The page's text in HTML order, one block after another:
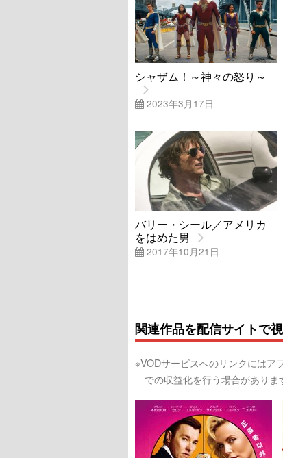
シャザム！～神々の怒り～
2023年3月17日
バリー・シール／アメリカ
をはめた男
2017年10月21日
関連作品を配信サイトで
※VODサービスへのリンクにはア
での収益化を行う場合がありま